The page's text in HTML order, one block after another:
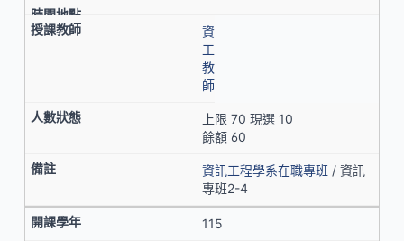
資
工
教
師
上限 70 現選 10
餘額 60
資訊工程學系在職專班 / 資訊
專班2-4
115